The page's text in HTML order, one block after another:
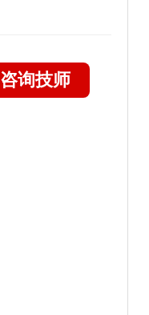
咨询技师